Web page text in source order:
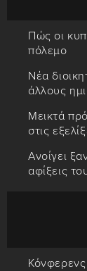
Πώς οι
πόλεμο
Νέα
άλλους
Μεικτά
στις
Ανοίγει
αφίξεις